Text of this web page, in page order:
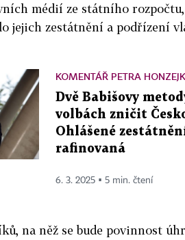
médií ze státního rozpočtu,
jejich zestátnění a podřízení
KOMENTÁŘ PETRA
Dvě Babišovy
volbách zničit
Ohlášené
rafinovaná
6. 3. 2025 ▪ 5 min. čtení
na něž se bude povinnost